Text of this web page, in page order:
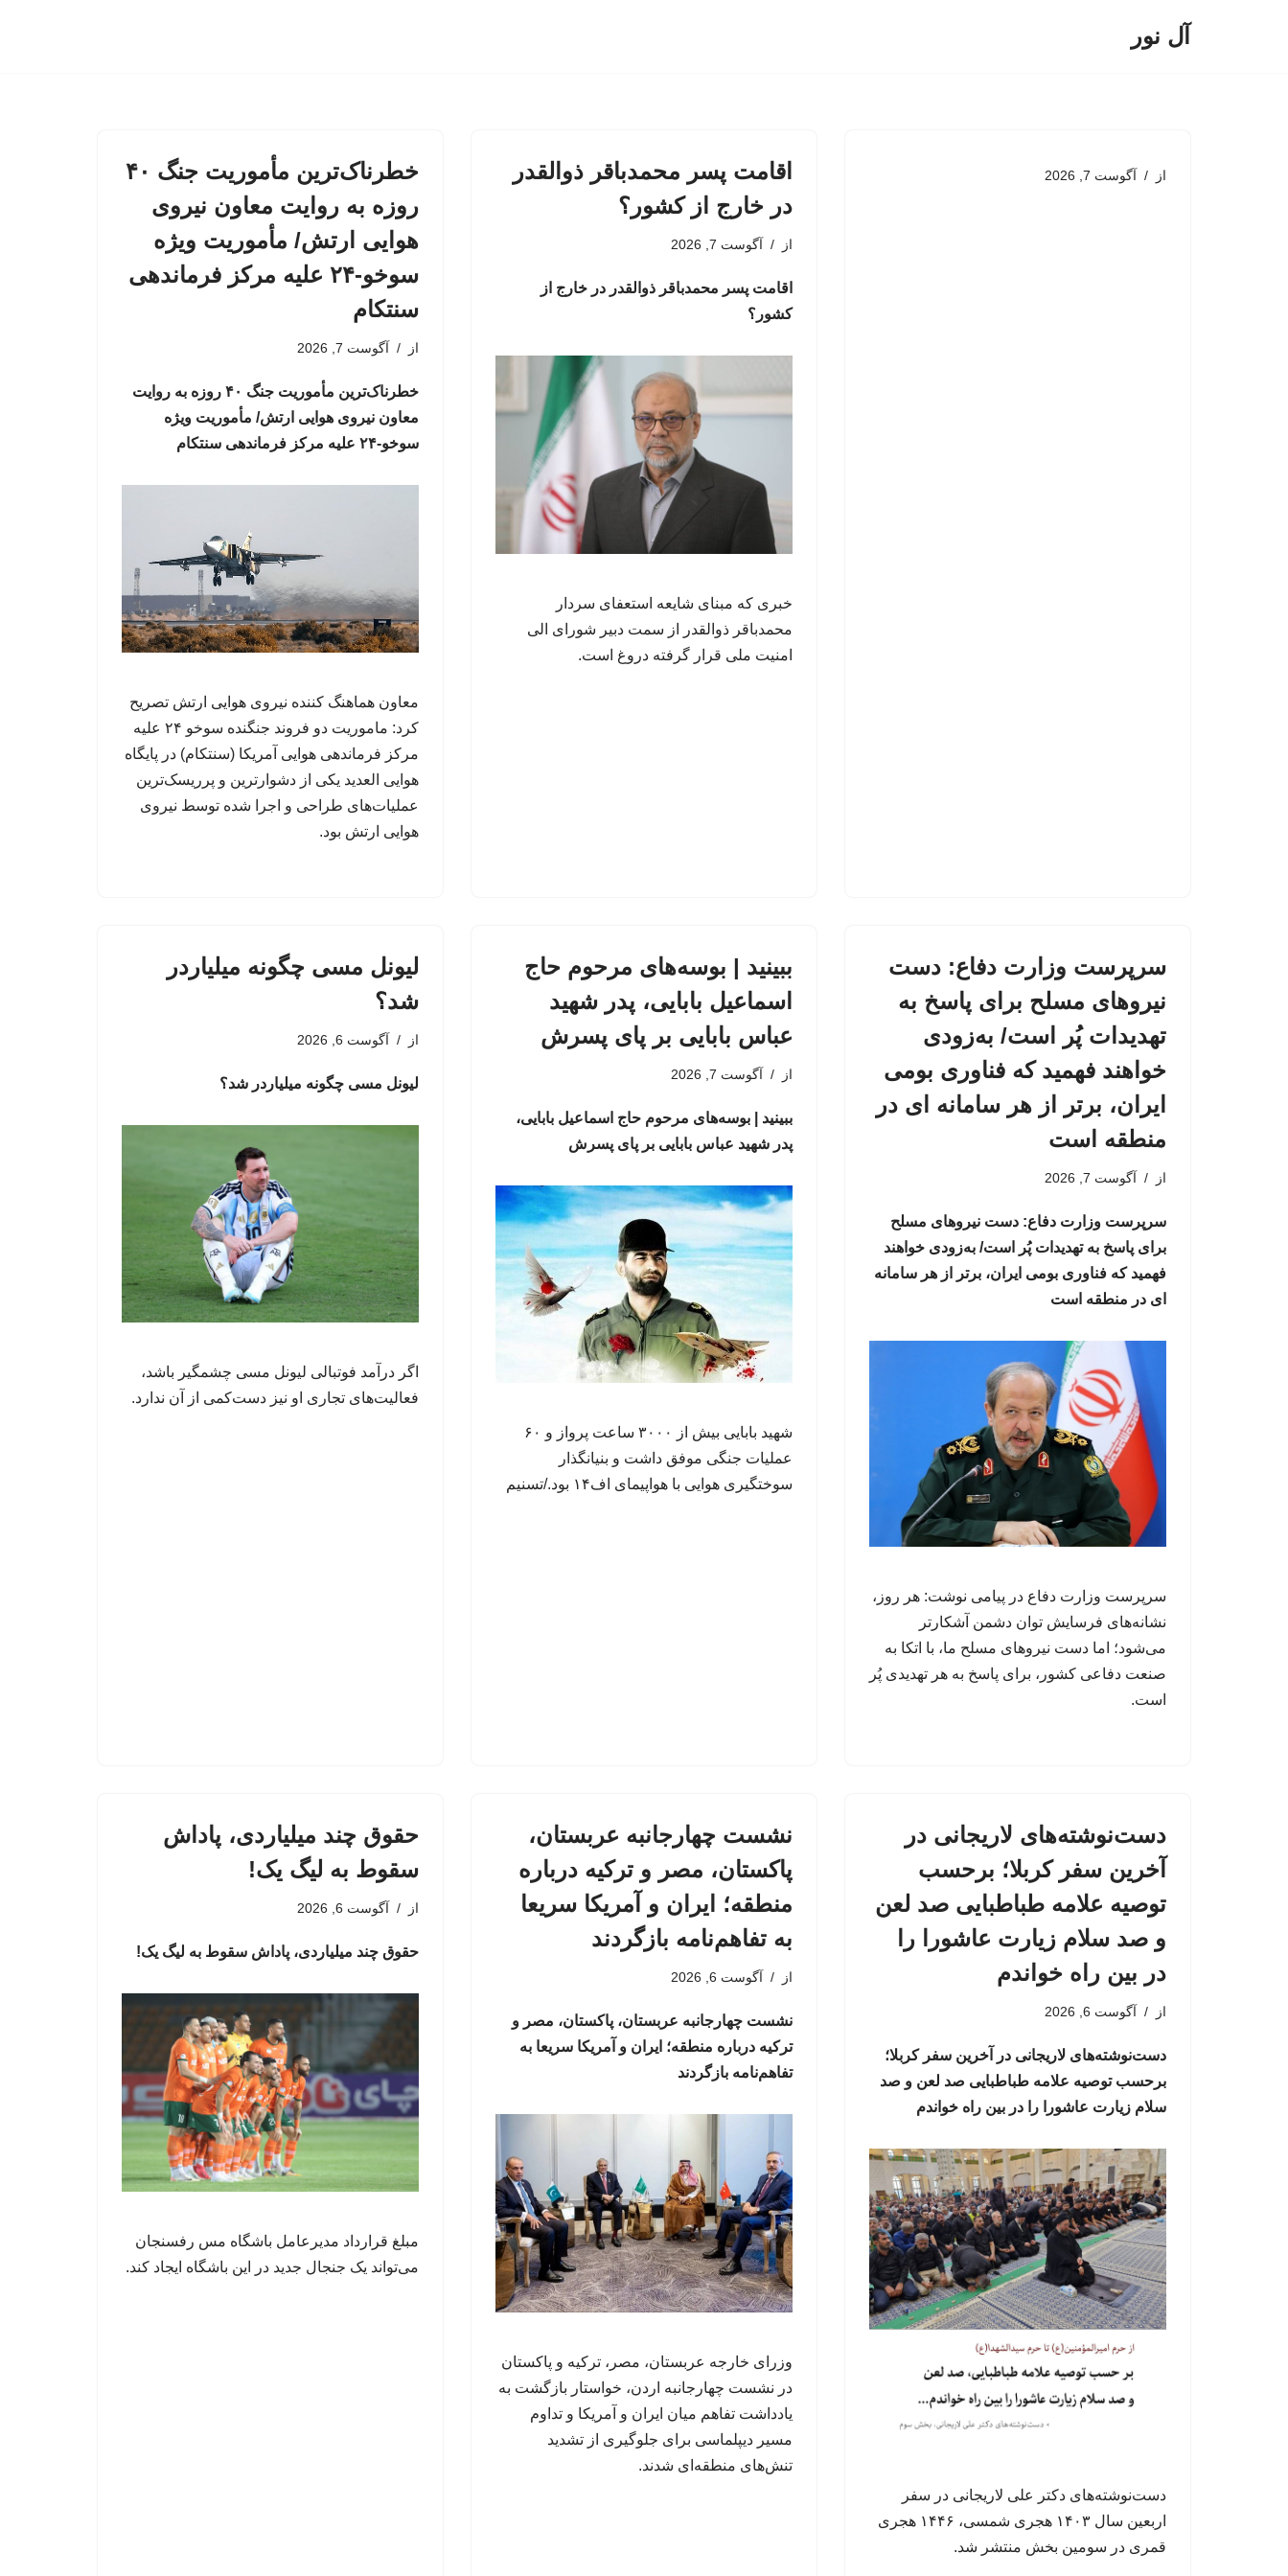
آل نور
از آگوست 7, 2026
اقامت پسر محمدباقر ذوالقدر
در خارج از کشور؟
از آگوست 7, 2026
اقامت پسر محمدباقر ذوالقدر در خارج از
کشور؟
خبری که مبنای شایعه استعفای سردار
محمدباقر ذوالقدر از سمت دبیر شورای الی
امنیت ملی قرار گرفته دروغ است.
خطرناک‌ترین مأموریت جنگ ۴۰
روزه به روایت معاون نیروی
هوایی ارتش/ مأموریت ویژه
سوخو-۲۴ علیه مرکز فرماندهی
سنتکام
از آگوست 7, 2026
خطرناک‌ترین مأموریت جنگ ۴۰ روزه به روایت
معاون نیروی هوایی ارتش/ مأموریت ویژه
سوخو-۲۴ علیه مرکز فرماندهی سنتکام
معاون هماهنگ کننده نیروی هوایی ارتش تصریح
کرد: ماموریت دو فروند جنگنده سوخو ۲۴ علیه
مرکز فرماندهی هوایی آمریکا (سنتکام) در پایگاه
هوایی العدید یکی از دشوارترین و پرریسک‌ترین
عملیات‌های طراحی و اجرا شده توسط نیروی
هوایی ارتش بود.
سرپرست وزارت دفاع: دست
نیروهای مسلح برای پاسخ به
تهدیدات پُر است/ به‌زودی
خواهند فهمید که فناوری بومی
ایران، برتر از هر سامانه ای در
منطقه است
از آگوست 7, 2026
سرپرست وزارت دفاع: دست نیروهای مسلح
برای پاسخ به تهدیدات پُر است/ به‌زودی خواهند
فهمید که فناوری بومی ایران، برتر از هر سامانه
ای در منطقه است
سرپرست وزارت دفاع در پیامی نوشت: هر روز،
نشانه‌های فرسایش توان دشمن آشکارتر
می‌شود؛ اما دست نیروهای مسلح ما، با اتکا به
صنعت دفاعی کشور، برای پاسخ به هر تهدیدی پُر
است.
ببینید | بوسه‌های مرحوم حاج
اسماعیل بابایی، پدر شهید
عباس بابایی بر پای پسرش
از آگوست 7, 2026
ببینید | بوسه‌های مرحوم حاج اسماعیل بابایی،
پدر شهید عباس بابایی بر پای پسرش
شهید بابایی بیش از ۳۰۰۰ ساعت پرواز و ۶۰
عملیات جنگی موفق داشت و بنیانگذار
سوختگیری هوایی با هواپیمای اف۱۴ بود./تسنیم
لیونل مسی چگونه میلیاردر
شد؟
از آگوست 6, 2026
لیونل مسی چگونه میلیاردر شد؟
اگر درآمد فوتبالی لیونل مسی چشمگیر باشد،
فعالیت‌های تجاری او نیز دست‌کمی از آن ندارد.
دست‌نوشته‌های لاریجانی در
آخرین سفر کربلا؛ برحسب
توصیه علامه طباطبایی صد لعن
و صد سلام زیارت عاشورا را
در بین راه خواندم
از آگوست 6, 2026
دست‌نوشته‌های لاریجانی در آخرین سفر کربلا؛
برحسب توصیه علامه طباطبایی صد لعن و صد
سلام زیارت عاشورا را در بین راه خواندم
دست‌نوشته‌های دکتر علی لاریجانی در سفر
اربعین سال ۱۴۰۳ هجری شمسی، ۱۴۴۶ هجری
قمری در سومین بخش منتشر شد.
نشست چهارجانبه عربستان،
پاکستان، مصر و ترکیه درباره
منطقه؛ ایران و آمریکا سریعا
به تفاهم‌نامه بازگردند
از آگوست 6, 2026
نشست چهارجانبه عربستان، پاکستان، مصر و
ترکیه درباره منطقه؛ ایران و آمریکا سریعا به
تفاهم‌نامه بازگردند
وزرای خارجه عربستان، مصر، ترکیه و پاکستان
در نشست چهارجانبه اردن، خواستار بازگشت به
یادداشت تفاهم میان ایران و آمریکا و تداوم
مسیر دیپلماسی برای جلوگیری از تشدید
تنش‌های منطقه‌ای شدند.
حقوق چند میلیاردی، پاداش
سقوط به لیگ یک!
از آگوست 6, 2026
حقوق چند میلیاردی، پاداش سقوط به لیگ یک!
مبلغ قرارداد مدیرعامل باشگاه مس رفسنجان
می‌تواند یک جنجال جدید در این باشگاه ایجاد کند.